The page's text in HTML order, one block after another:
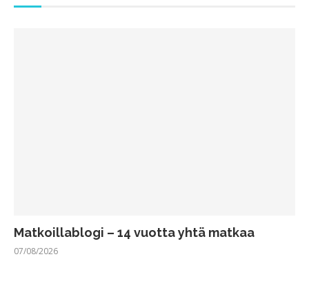
Matkoillablogi – 14 vuotta yhtä matkaa
07/08/2026